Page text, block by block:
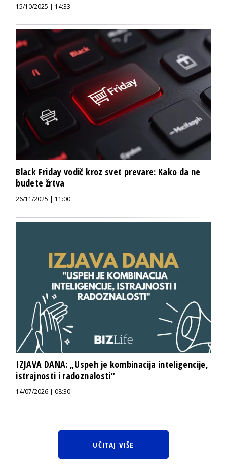
15/10/2025 | 14:33
Black Friday vodič kroz svet prevare: Kako da ne
budete žrtva
26/11/2025 | 11:00
IZJAVA DANA: „Uspeh je kombinacija inteligencije,
istrajnosti i radoznalosti“
14/07/2026 | 08:30
UČITAJ VIŠE